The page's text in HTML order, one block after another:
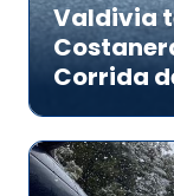
Valdivia
Corrida